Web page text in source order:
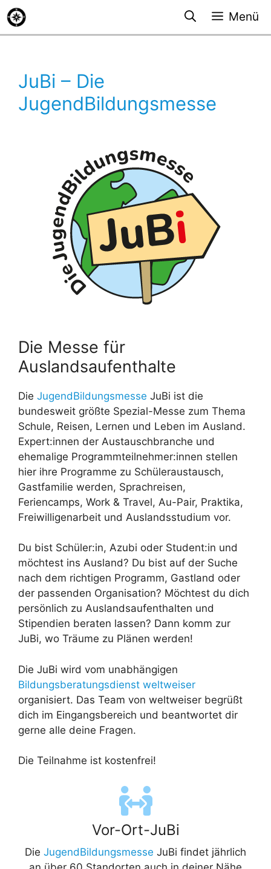
Zum
Inhalt
springen
Menü
JuBi – Die
JugendBildungsmesse
Die Messe für
Auslandsaufenthalte
Die JugendBildungsmesse JuBi ist die
bundesweit größte Spezial-Messe zum Thema
Schule, Reisen, Lernen und Leben im Ausland.
Expert:innen der Austauschbranche und
ehemalige Programmteilnehmer:innen stellen
hier ihre Programme zu Schüleraustausch,
Gastfamilie werden, Sprachreisen,
Feriencamps, Work & Travel, Au-Pair, Praktika,
Freiwilligenarbeit und Auslandsstudium vor.
Du bist Schüler:in, Azubi oder Student:in und
möchtest ins Ausland? Du bist auf der Suche
nach dem richtigen Programm, Gastland oder
der passenden Organisation? Möchtest du dich
persönlich zu Auslandsaufenthalten und
Stipendien beraten lassen? Dann komm zur
JuBi, wo Träume zu Plänen werden!
Die JuBi wird vom unabhängigen
Bildungsberatungsdienst weltweiser
organisiert. Das Team von weltweiser begrüßt
dich im Eingangsbereich und beantwortet dir
gerne alle deine Fragen.
Die Teilnahme ist kostenfrei!
Vor-Ort-JuBi
Die JugendBildungsmesse JuBi findet jährlich